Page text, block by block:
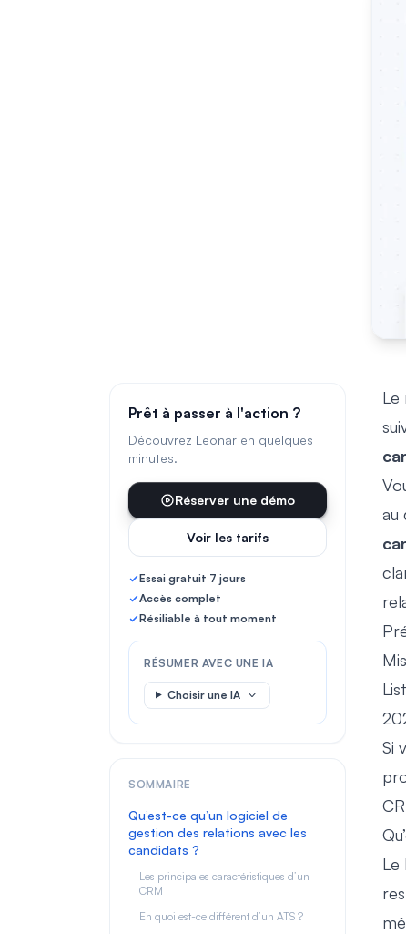
Prêt à passer à l'action ?
Découvrez Leonar en quelques
minutes.
Réserver une démo
Voir les tarifs
Essai gratuit 7 jours
Accès complet
Résiliable à tout moment
RÉSUMER AVEC UNE IA
Choisir une IA
SOMMAIRE
Qu’est-ce qu’un logiciel de
gestion des relations avec les
candidats ?
Les principales caractéristiques d’un
CRM
En quoi est-ce différent d’un ATS ?
Le
au
Si
Le